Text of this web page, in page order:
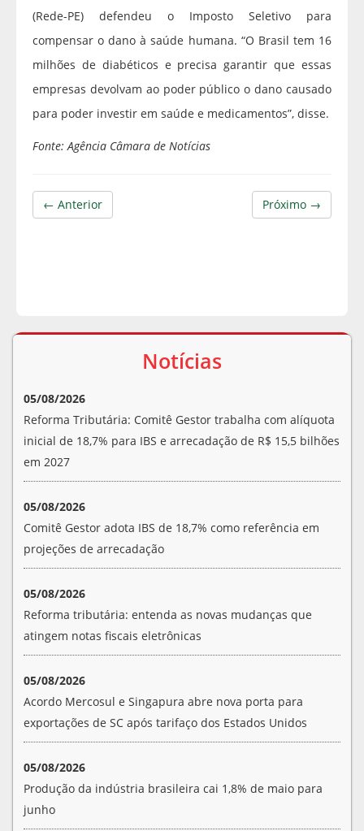
(Rede-PE) defendeu o Imposto Seletivo para
compensar o dano à saúde humana. “O Brasil tem 16
milhões de diabéticos e precisa garantir que essas
empresas devolvam ao poder público o dano causado
para poder investir em saúde e medicamentos”, disse.
Fonte: Agência Câmara de Notícias
Próximo →
← Anterior
Notícias
05/08/2026
Reforma Tributária: Comitê Gestor trabalha com alíquota
inicial de 18,7% para IBS e arrecadação de R$ 15,5 bilhões
em 2027
05/08/2026
Comitê Gestor adota IBS de 18,7% como referência em
projeções de arrecadação
05/08/2026
Reforma tributária: entenda as novas mudanças que
atingem notas fiscais eletrônicas
05/08/2026
Acordo Mercosul e Singapura abre nova porta para
exportações de SC após tarifaço dos Estados Unidos
05/08/2026
Produção da indústria brasileira cai 1,8% de maio para
junho